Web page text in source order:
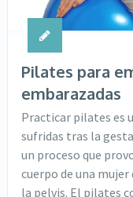
Pilates para
embarazadas
Practicar pilates es
sufridas tras la
un proceso que
cuerpo de una
la pelvis. El pilates